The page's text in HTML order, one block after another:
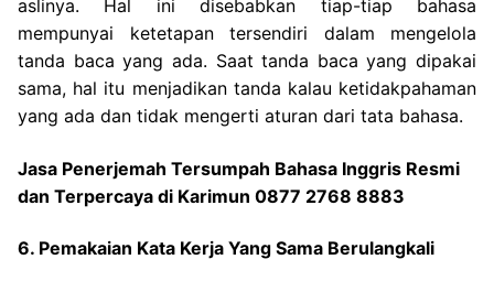
aslinya. Hal ini disebabkan tiap-tiap bahasa
mempunyai ketetapan tersendiri dalam mengelola
tanda baca yang ada. Saat tanda baca yang dipakai
sama, hal itu menjadikan tanda kalau ketidakpahaman
yang ada dan tidak mengerti aturan dari tata bahasa.
Jasa Penerjemah Tersumpah Bahasa Inggris Resmi
dan Terpercaya di Karimun 0877 2768 8883
6. Pemakaian Kata Kerja Yang Sama Berulangkali